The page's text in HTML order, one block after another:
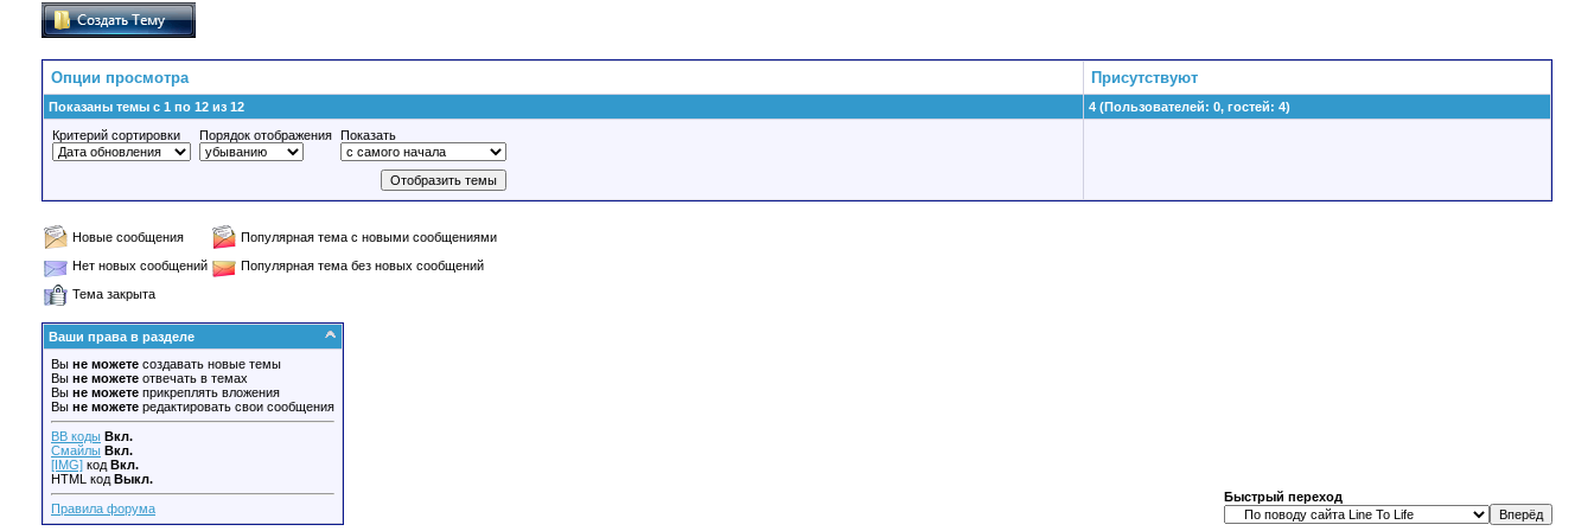
Опции просмотра Присутствуют
Показаны темы с 1 по 12 из 12
4 (Пользователей: 0, гостей: 4)
Критерий сортировки
Порядок отображения Показать
Новые сообщения
Популярная тема с новыми сообщениями
Нет новых сообщений
Популярная тема без новых сообщений
Тема закрыта
Ваши права в разделе
Вы не можете создавать новые темы
Вы не можете отвечать в темах
Вы не можете прикреплять вложения
Вы не можете редактировать свои сообщения
BB коды Вкл.
Смайлы Вкл.
[IMG] код Вкл.
HTML код Выкл.
Правила форума
Быстрый переход